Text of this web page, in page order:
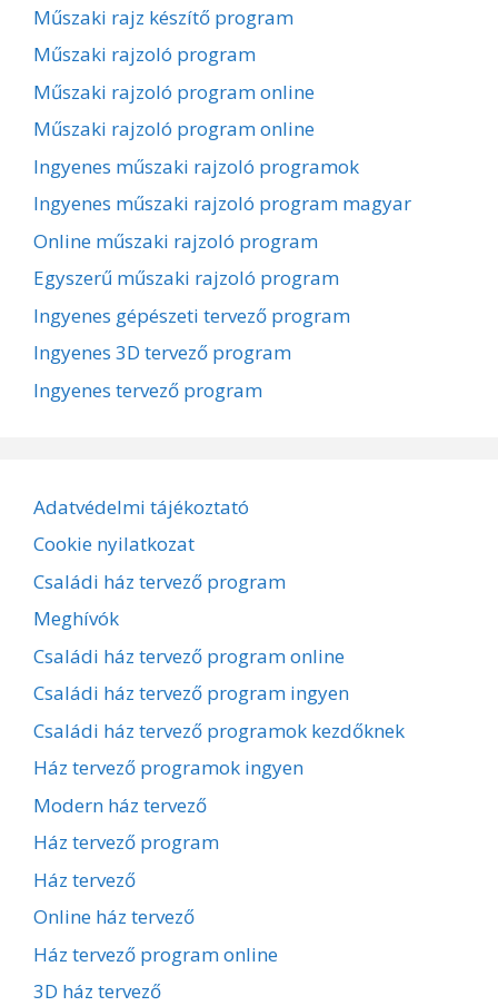
Műszaki rajz készítő program
Műszaki rajzoló program
Műszaki rajzoló program online
Műszaki rajzoló program online
Ingyenes műszaki rajzoló programok
Ingyenes műszaki rajzoló program magyar
Online műszaki rajzoló program
Egyszerű műszaki rajzoló program
Ingyenes gépészeti tervező program
Ingyenes 3D tervező program
Ingyenes tervező program
Adatvédelmi tájékoztató
Cookie nyilatkozat
Családi ház tervező program
Meghívók
Családi ház tervező program online
Családi ház tervező program ingyen
Családi ház tervező programok kezdőknek
Ház tervező programok ingyen
Modern ház tervező
Ház tervező program
Ház tervező
Online ház tervező
Ház tervező program online
3D ház tervező